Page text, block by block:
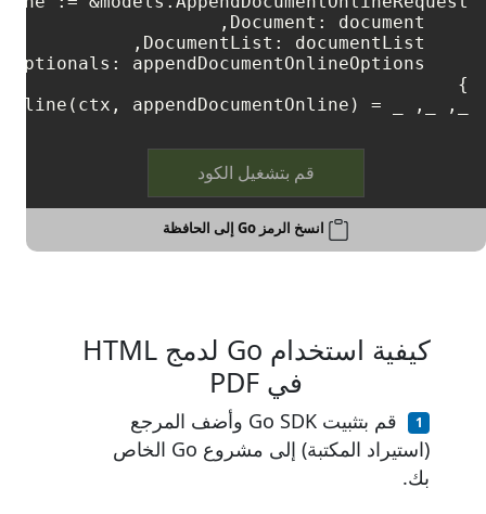
_, _, _ = wordsApi.AppendDocumentOnline(ctx, appendDocumentOnline)
قم بتشغيل الكود
انسخ الرمز Go إلى الحافظة
كيفية استخدام Go لدمج HTML
في PDF
قم بتثبيت Go SDK وأضف المرجع
(استيراد المكتبة) إلى مشروع Go الخاص
بك.